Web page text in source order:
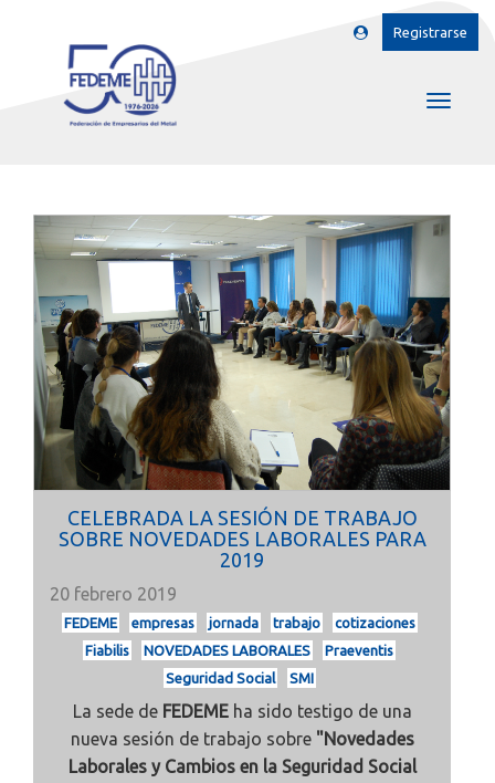
Registrarse
CELEBRADA LA SESIÓN DE TRABAJO
SOBRE NOVEDADES LABORALES PARA
2019
20 febrero 2019
FEDEME empresas jornada trabajo
cotizaciones
Fiabilis
NOVEDADES LABORALES
Praeventis
Seguridad Social
SMI
La sede de FEDEMEha sido testigo de una
nueva sesión de trabajo sobre "Novedades
Laborales y Cambios en la Seguridad Social